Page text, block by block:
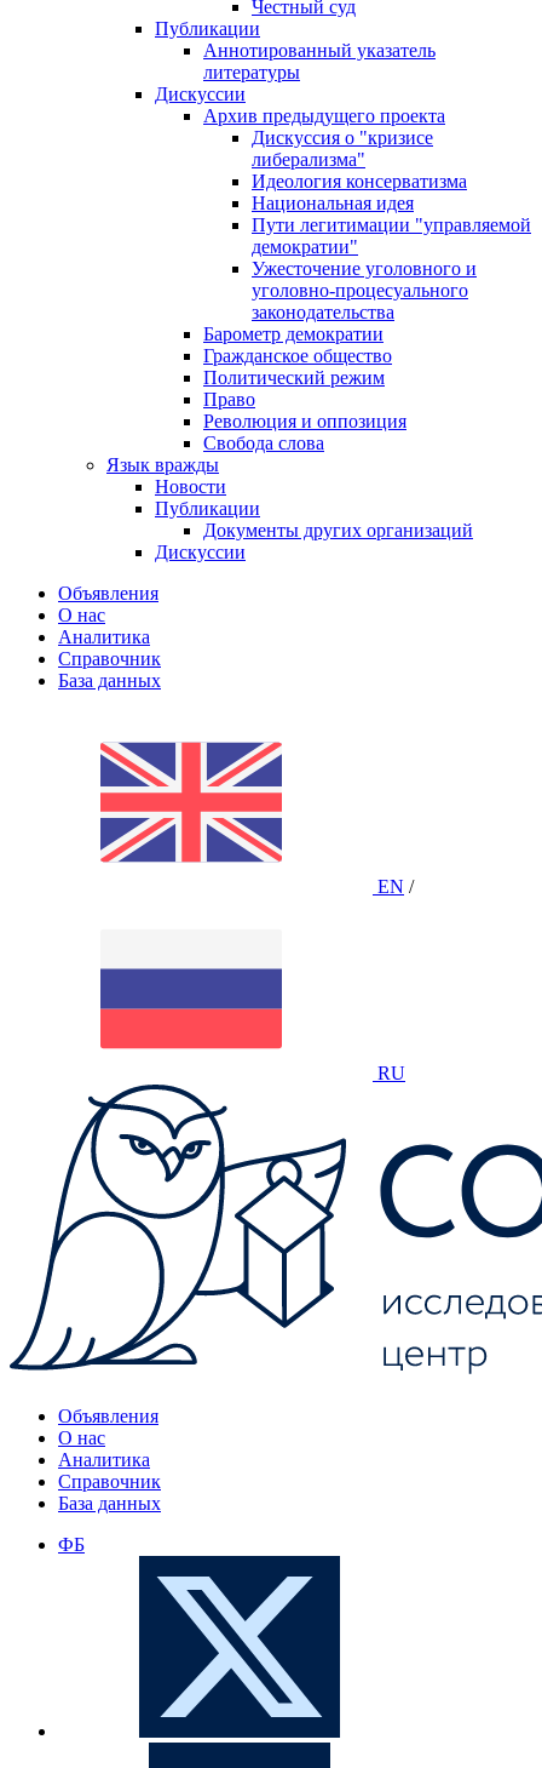
Честный суд
Публикации
Аннотированный указатель
литературы
Дискуссии
Архив предыдущего проекта
Дискуссия о "кризисе
либерализма"
Идеология консерватизма
Национальная идея
Пути легитимации "управляемой
демократии"
Ужесточение уголовного и
уголовно-процесуального
законодательства
Барометр демократии
Гражданское общество
Политический режим
Право
Революция и оппозиция
Свобода слова
Язык вражды
Новости
Публикации
Документы других организаций
Дискуссии
Объявления
О нас
Аналитика
Справочник
База данных
EN /
RU
Объявления
О нас
Аналитика
Справочник
База данных
ФБ